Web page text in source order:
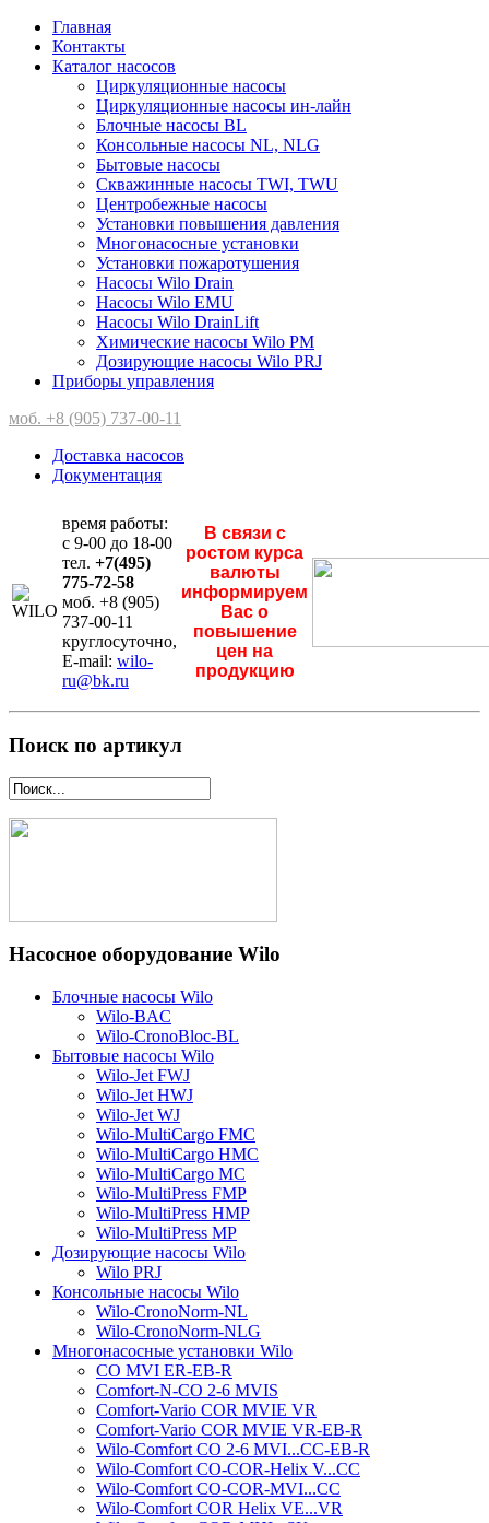
Главная
Контакты
Каталог насосов
Циркуляционные насосы
Циркуляционные насосы ин-лайн
Блочные насосы BL
Консольные насосы NL, NLG
Бытовые насосы
Скважинные насосы TWI, TWU
Центробежные насосы
Установки повышения давления
Многонасосные установки
Установки пожаротушения
Насосы Wilo Drain
Насосы Wilo EMU
Насосы Wilo DrainLift
Химические насосы Wilo PM
Дозирующие насосы Wilo PRJ
Приборы управления
моб. +8 (905) 737-00-11
Доставка насосов
Документация
время работы:
с 9-00 до 18-00
тел. +7(495)
775-72-58
моб. +8 (905)
737-00-11
круглосуточно,
E-mail: wilo-
ru@bk.ru
В связи с
ростом курса
валюты
информируем
Вас о
повышение
цен на
продукцию
Поиск по артикул
Насосное оборудование Wilo
Блочные насосы Wilo
Wilo-BAC
Wilo-CronoBloc-BL
Бытовые насосы Wilo
Wilo-Jet FWJ
Wilo-Jet HWJ
Wilo-Jet WJ
Wilo-MultiCargo FMC
Wilo-MultiCargo HMC
Wilo-MultiCargo MC
Wilo-MultiPress FMP
Wilo-MultiPress HMP
Wilo-MultiPress MP
Дозирующие насосы Wilo
Wilo PRJ
Консольные насосы Wilo
Wilo-CronoNorm-NL
Wilo-CronoNorm-NLG
Многонасосные установки Wilo
CO MVI ER-EB-R
Comfort-N-CO 2-6 MVIS
Comfort-Vario COR MVIE VR
Comfort-Vario COR MVIE VR-EB-R
Wilo-Comfort CO 2-6 MVI...CC-EB-R
Wilo-Comfort CO-COR-Helix V...CC
Wilo-Comfort CO-COR-MVI...CC
Wilo-Comfort COR Helix VE...VR